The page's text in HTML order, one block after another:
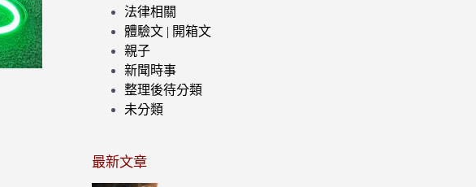
法律相關
體驗文 | 開箱文
親子
新聞時事
整理後待分類
未分類
最新文章